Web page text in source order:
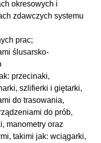
okresowych i
zdawczych systemu
prac;
ślusarsko-
przecinaki,
szlifierki i giętarki,
do trasowania,
do prób,
manometry oraz
takimi jak: wciągarki,